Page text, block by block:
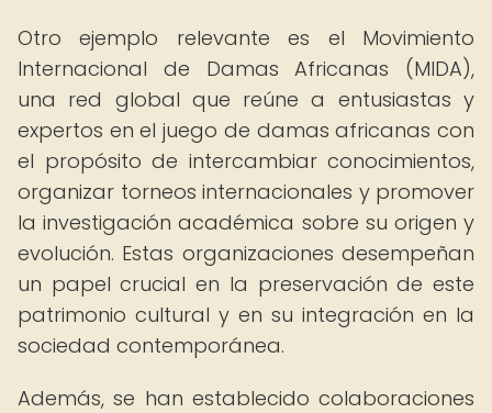
Otro ejemplo relevante es el Movimiento
Internacional de Damas Africanas (MIDA),
una red global que reúne a entusiastas y
expertos en el juego de damas africanas con
el propósito de intercambiar conocimientos,
organizar torneos internacionales y promover
la investigación académica sobre su origen y
evolución. Estas organizaciones desempeñan
un papel crucial en la preservación de este
patrimonio cultural y en su integración en la
sociedad contemporánea.
Además, se han establecido colaboraciones